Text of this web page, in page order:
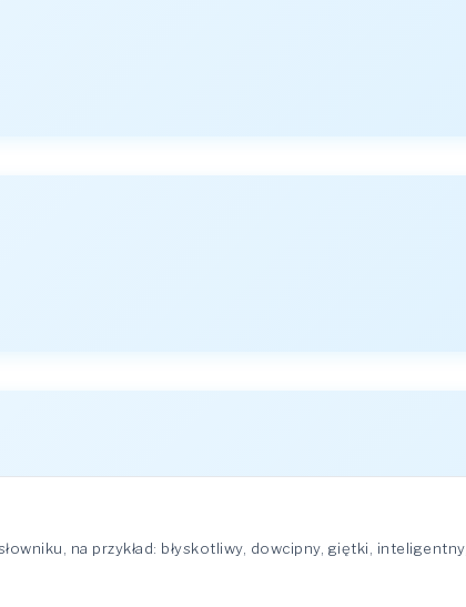
na przykład: błyskotliwy, dowcipny, giętki, inteligentny,